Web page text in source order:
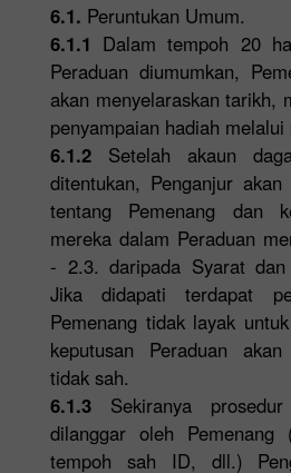
6.1. Peruntukan Umum.
6.1.1 Dalam tempoh 20
Peraduan diumumkan,
akan menyelaraskan tarikh,
penyampaian hadiah
6.1.2 Setelah akaun
ditentukan, Penganjur
tentang Pemenang dan
mereka dalam Peraduan
- 2.3. daripada Syarat
Jika didapati terdapat
Pemenang tidak layak
keputusan Peraduan
tidak sah.
6.1.3 Sekiranya
dilanggar oleh Pemenang
tempoh sah ID, dll.)